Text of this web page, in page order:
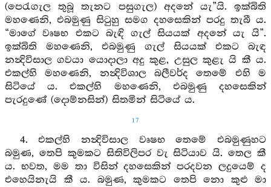
(පෙරැගැල තුබූ තැනට පසුගැල) අදනේ යැ”යි. ඉක්බිති
මහණෙනි, එබමුණු සිටුහු සමග දහසෙකින් පරදු තැබී ය.
“මාගේ වෘෂභ එකට බැඳි ගැල් සියයක් අදනේ යැ යි”.
ඉක්බිති මහණෙනි, එබමුණු ගැල් සියයක් එකට බැඳ
නන්‍දිවිසාල ගවයා යොදාලා අදු කුළ, උසුල කුළැ යි කී ය.
එකල්හි මහණෙනි, නන්‍දිවිශාල බලීවර්ද තෙමේ එහි ම
සිටියේ ය. එකල්හි මහණෙනි, එබමුණු දහසෙකින්
පැරදුණේ (දොම්නසින්) සිතමින් සිටියේ ය.
17
4. එකල්හි නන්‍දිවිසාල වෘෂභ තෙමේ එබමුණුහට
බමුණ, තෙපි කුමකට සිතිවිලිපර වැ සිටියාව යි. තෙල කී
ය. භවත, මම තා විසින් දහසෙකින් පරදවන ලදුයෙම් ද
එහෙයිනැයි කී ය. බමුණ, කුමකට තෙපි නො කුළු මා